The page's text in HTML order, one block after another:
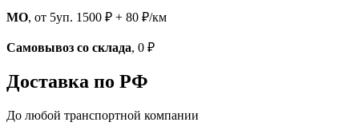
МО, от 5уп. 1500 ₽ + 80 ₽/км
Самовывоз со склада, 0 ₽
Доставка по РФ
До любой транспортной компании